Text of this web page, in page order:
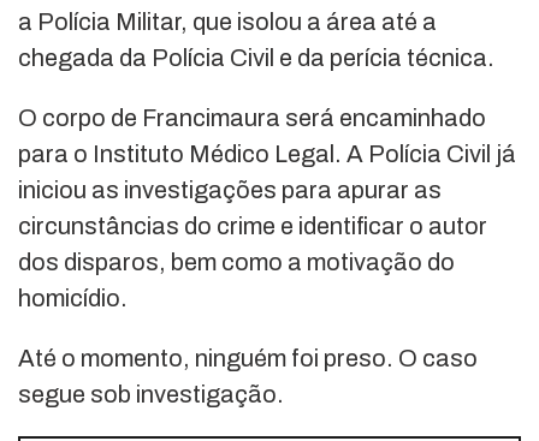
a Polícia Militar, que isolou a área até a
chegada da Polícia Civil e da perícia técnica.
O corpo de Francimaura será encaminhado
para o Instituto Médico Legal. A Polícia Civil já
iniciou as investigações para apurar as
circunstâncias do crime e identificar o autor
dos disparos, bem como a motivação do
homicídio.
Até o momento, ninguém foi preso. O caso
segue sob investigação.